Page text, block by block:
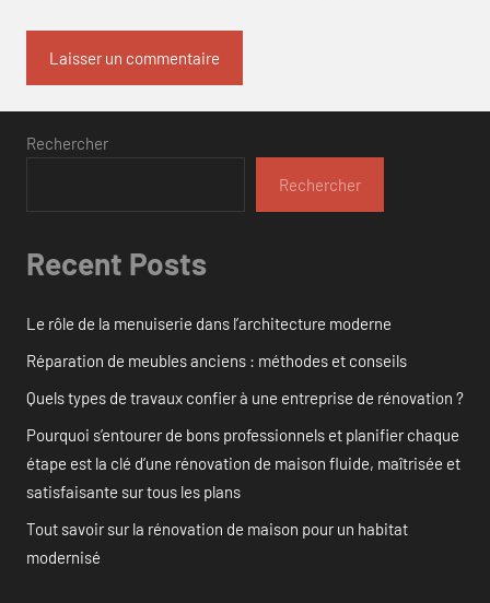
Rechercher
Rechercher
Recent Posts
Le rôle de la menuiserie dans l’architecture moderne
Réparation de meubles anciens : méthodes et conseils
Quels types de travaux confier à une entreprise de rénovation ?
Pourquoi s’entourer de bons professionnels et planifier chaque
étape est la clé d’une rénovation de maison fluide, maîtrisée et
satisfaisante sur tous les plans
Tout savoir sur la rénovation de maison pour un habitat
modernisé